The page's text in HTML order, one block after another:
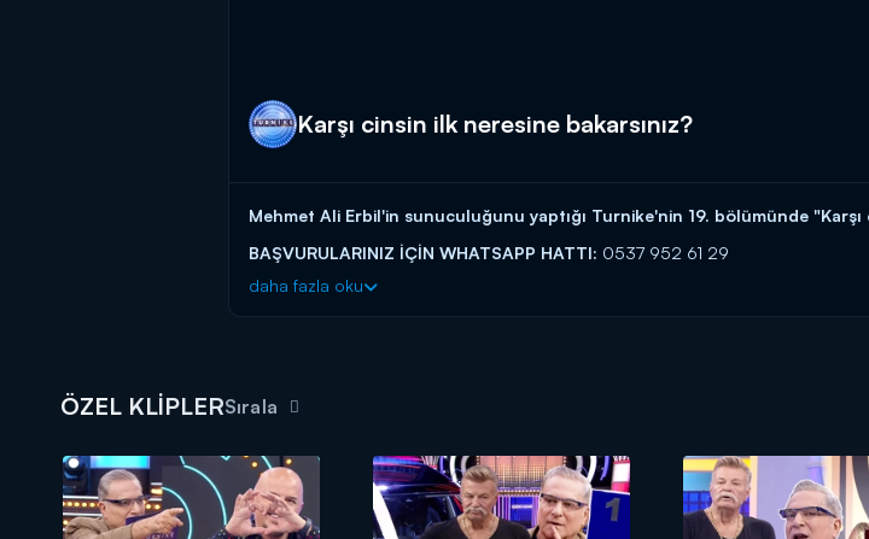
Karşı cinsin ilk neresine bakarsınız?
Mehmet Ali Erbil'in sunuculuğunu yaptığı Turnike'nin 19. bölümünde
BAŞVURULARINIZ İÇİN WHATSAPP HATTI: 0537 952 61 29
BAŞVURULARINIZ İÇİN WEB ADRESİ:
daha fazla oku
ÖZEL KLİPLERSırala